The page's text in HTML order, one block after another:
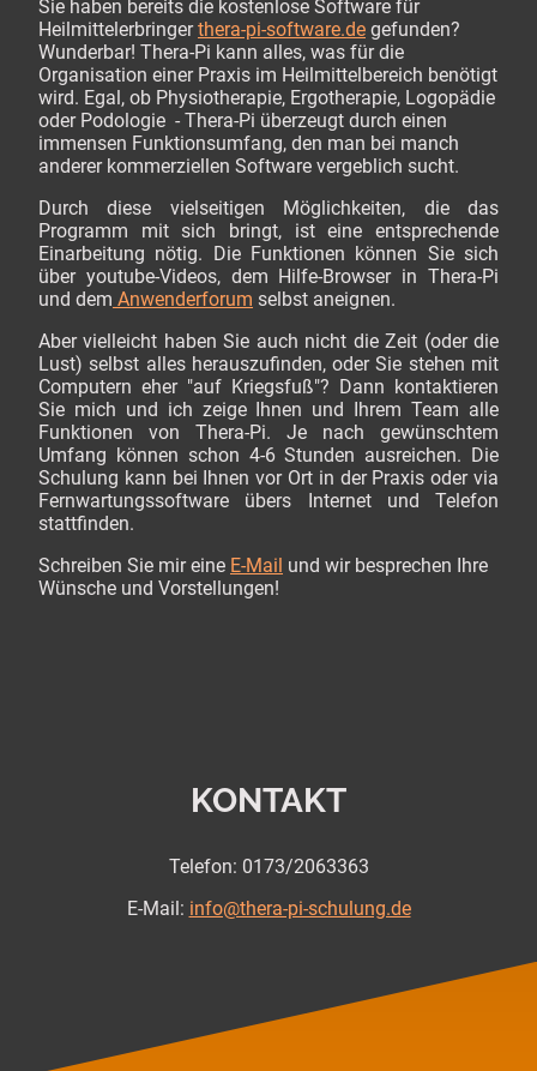
Sie haben bereits die kostenlose Software für
Heilmittelerbringerthera-pi-software.de gefunden?
Wunderbar! Thera-Pi kann alles, was für die
Organisation einer Praxis im Heilmittelbereich benötigt
wird. Egal, ob Physiotherapie, Ergotherapie, Logopädie
oder Podologie - Thera-Pi überzeugt durch einen
immensen Funktionsumfang, den man bei manch
anderer kommerziellen Software vergeblich sucht.
Durch diese vielseitigen Möglichkeiten, die das
Programm mit sich bringt, ist eine entsprechende
Einarbeitung nötig. Die Funktionen können Sie sich
über youtube-Videos, dem Hilfe-Browser in Thera-Pi
und dem Anwenderforum selbst aneignen.
Aber vielleicht haben Sie auch nicht die Zeit (oder die
Lust) selbst alles herauszufinden, oder Sie stehen mit
Computern eher "auf Kriegsfuß"? Dann kontaktieren
Sie mich und ich zeige Ihnen und Ihrem Team alle
Funktionen von Thera-Pi. Je nach gewünschtem
Umfang können schon 4-6 Stunden ausreichen. Die
Schulung kann bei Ihnen vor Ort in der Praxis oder via
Fernwartungssoftware übers Internet und Telefon
stattfinden.
Schreiben Sie mir eine E-Mail und wir besprechen Ihre
Wünsche und Vorstellungen!
KONTAKT
Telefon: 0173/2063363
E-Mail: info@thera-pi-schulung.de